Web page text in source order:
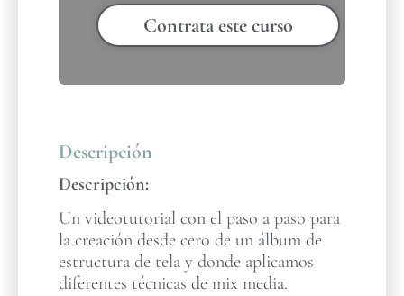
Contrata este curso
Descripción
Descripción:
Un videotutorial con el paso a paso para
la creación desde cero de un álbum de
estructura de tela y donde aplicamos
diferentes técnicas de mix media.